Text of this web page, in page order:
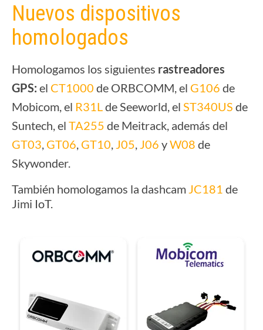
Nuevos dispositivos
homologados
Homologamos los siguientes rastreadores
GPS: el CT1000 de ORBCOMM, el G106 de
Mobicom, el R31L de Seeworld, el ST340US de
Suntech, el TA255 de Meitrack, además del
GT03 GT06 GT10 J05 J06 yW08 de
Skywonder.
También homologamos la dashcam JC181 de
Jimi IoT.